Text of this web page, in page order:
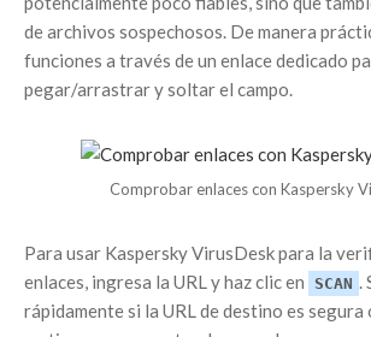
de archivos sospechosos. De manera
funciones a través de un enlace dedicado
pegar/arrastrar y soltar el campo.
Comprobar enlaces con Kaspersky
Para usar Kaspersky VirusDesk para la
enlaces, ingresa la URL y haz clic en SCAN
rápidamente si la URL de destino es segura